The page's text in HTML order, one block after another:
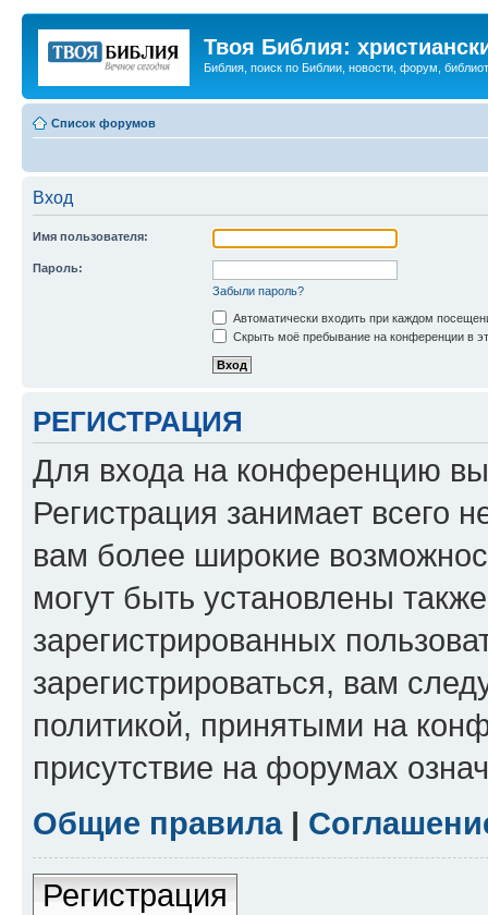
Твоя Библия:
Библия, поиск по Библии, новости, форум,
Список форумов
Вход
Имя пользователя:
Пароль:
Забыли пароль?
Автоматически входить при каждом
Скрыть моё пребывание на конференции в
РЕГИСТРАЦИЯ
Для входа на конференцию
Регистрация занимает всего
вам более широкие
могут быть установлены
зарегистрированных
зарегистрироваться, вам
политикой, принятыми на
присутствие на форумах
Общие правила|
Регистрация